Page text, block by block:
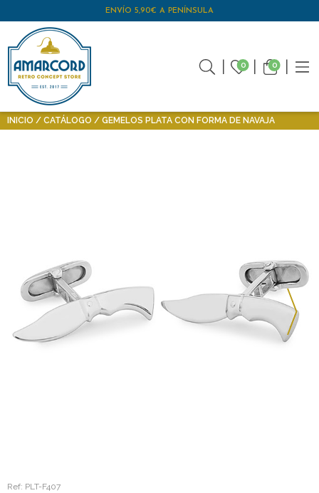
ENVÍO 5,90€ A PENÍNSULA
0 0
INICIO CATÁLOGO GEMELOS PLATA CON FORMA DE NAVAJA
Ref: PLT-F407